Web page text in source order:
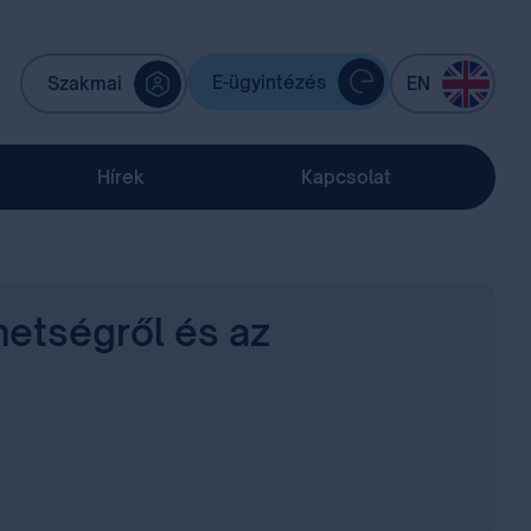
Szakmai E-ügyintézés EN
Hírek Kapcsolat
és az